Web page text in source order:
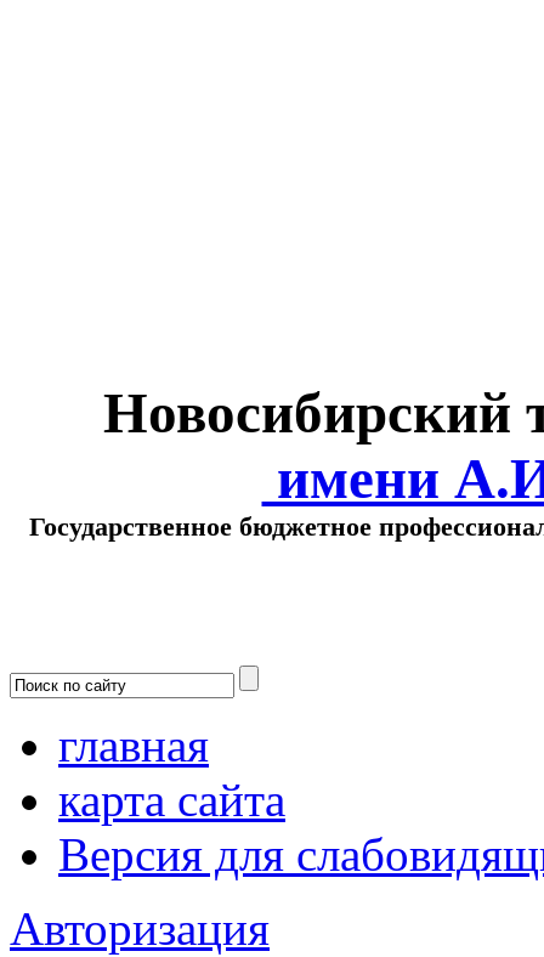
Новосибирский
имени
Государственное бюджетное
главная
карта сайта
Версия для
Авторизация